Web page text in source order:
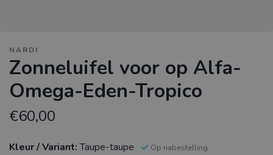
NARDI
Zonneluifel voor op Alfa-
Omega-Eden-Tropico
€60,00
Kleur / Variant:Taupe-taupe
Op nabestelling